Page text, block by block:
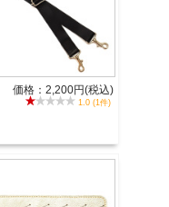
価格：2,200円(税込)
1.0 (1件)